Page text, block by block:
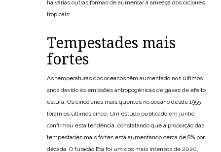
há várias outras formas de aumentar a ameaça dos ciclones
tropicais:
Tempestades mais
fortes
As temperaturas dos oceanos têm aumentado nos últimos
anos devido às emissões antropogênicas de gases de efeito
estufa. Os cinco anos mais quentes no oceano desde 1955
foram os últimos cinco. Um estudo publicado em junho
confirmou esta tendência, constatando que a proporção das
tempestades mais fortes está aumentando cerca de 8% por
década. O furacão Eta foi um dos mais intensos de 2020,